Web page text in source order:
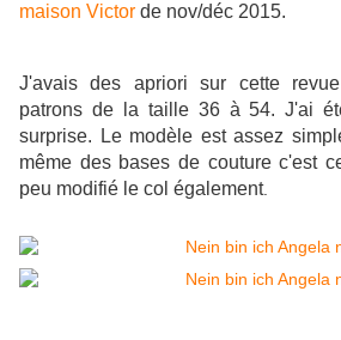
maison Victor de nov/déc 2015.
J'avais des apriori sur cette
patrons de la taille 36 à 54. J'ai
surprise. Le modèle est assez
même des bases de couture c'est
peu modifié le col également.